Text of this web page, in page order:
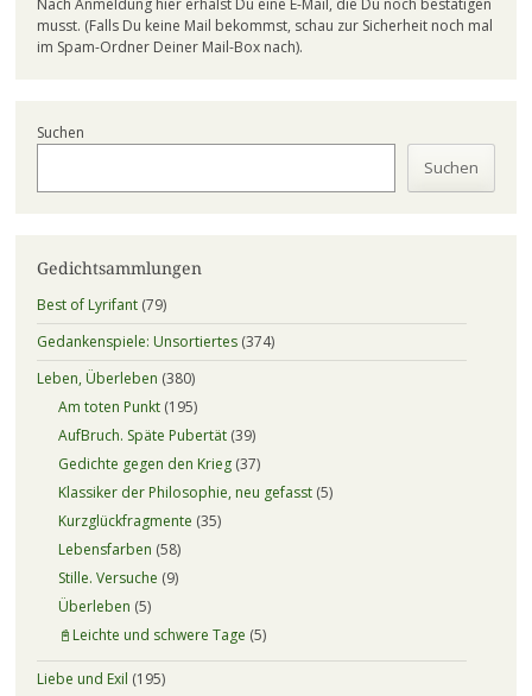
Nach Anmeldung hier erhälst Du eine E-Mail, die Du noch bestätigen
musst. (Falls Du keine Mail bekommst, schau zur Sicherheit noch mal
im Spam-Ordner Deiner Mail-Box nach).
Suchen
Suchen
Gedichtsammlungen
Best of Lyrifant(79)
Gedankenspiele: Unsortiertes(374)
Leben, Überleben (380)
Am toten Punkt(195)
AufBruch. Späte Pubertät(39)
Gedichte gegen den Krieg(37)
Klassiker der Philosophie, neu gefasst(5)
Kurzglückfragmente (35)
Lebensfarben (58)
Stille. Versuche (9)
Überleben (5)
📓Leichte und schwere Tage (5)
Liebe und Exil (195)